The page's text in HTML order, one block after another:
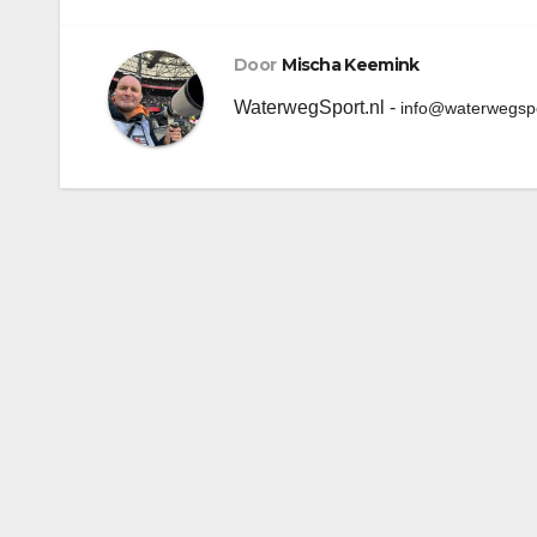
Door Mischa Keemink
WaterwegSport.nl -